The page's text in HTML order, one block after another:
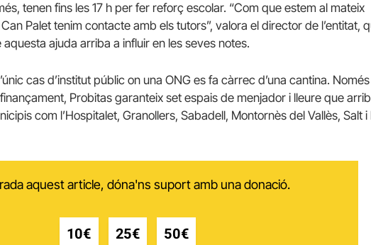
tenen fins les 17 h per fer reforç escolar. “Com que estem al mateix
Palet tenim contacte amb els tutors”, valora el director de l’entitat,
ajuda arriba a influir en les seves notes.
cas d’institut públic on una ONG es fa càrrec d’una cantina. Només
Probitas garanteix set espais de menjador i lleure que
com l’Hospitalet, Granollers, Sabadell, Montornès del Vallès, Salt i
aquest article, dóna'ns suport amb una donació.
10€ 25€ 50€